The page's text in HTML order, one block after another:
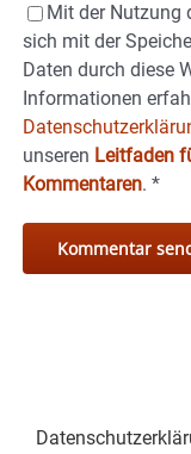
Mit der Nutzung
sich mit der
Daten durch diese
Informationen
unseren Leitfaden
Kommentaren. *